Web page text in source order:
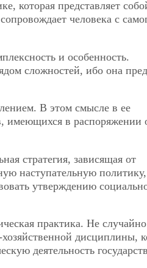
которая представляет
человека с
и особенность.
сложностей, ибо она
В этом смысле в ее
имеющихся в распоряжении
стратегия, зависящая от
наступательную политику,
утверждению
практика. Не
дисциплины,
деятельность